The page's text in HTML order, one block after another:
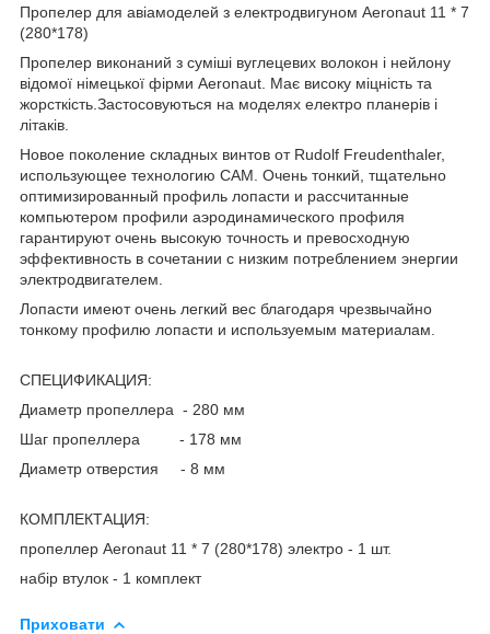
Пропелер для авіамоделей з електродвигуном Aeronaut 11 * 7
(280*178)
Пропелер виконаний з суміші вуглецевих волокон і нейлону
відомої німецької фірми Aeronaut. Має високу міцність та
жорсткість.Застосовуються на моделях електро планерів і
літаків.
Новое поколение складных винтов от Rudolf Freudenthaler,
использующее технологию CAM. Очень тонкий, тщательно
оптимизированный профиль лопасти и рассчитанные
компьютером профили аэродинамического профиля
гарантируют очень высокую точность и превосходную
эффективность в сочетании с низким потреблением энергии
электродвигателем.
Лопасти имеют очень легкий вес благодаря чрезвычайно
тонкому профилю лопасти и используемым материалам.
СПЕЦИФИКАЦИЯ:
Диаметр пропеллера - 280 мм
Шаг пропеллера - 178 мм
Диаметр отверстия - 8 мм
КОМПЛЕКТАЦИЯ:
пропеллер Aeronaut 11 * 7 (280*178) электро - 1 шт.
набір втулок - 1 комплект
Приховати